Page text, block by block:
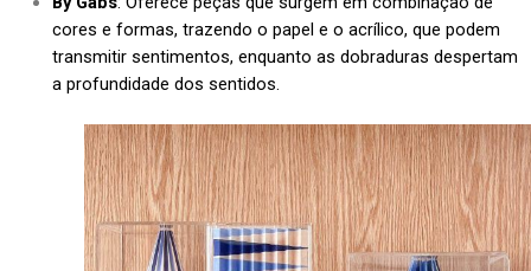
cores e formas, trazendo o papel e o acrílico, que podem
transmitir sentimentos, enquanto as dobraduras despertam
a profundidade dos sentidos.